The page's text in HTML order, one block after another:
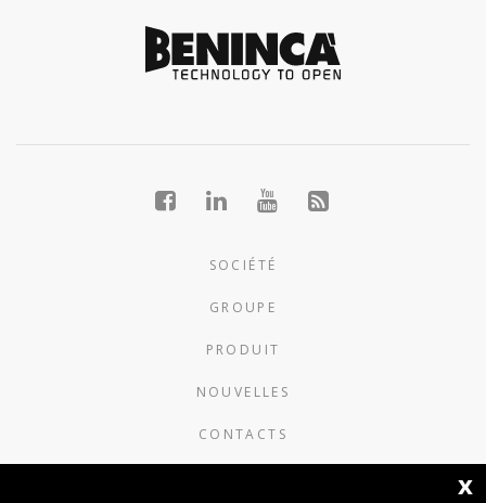
SOCIÉTÉ
GROUPE
PRODUIT
NOUVELLES
CONTACTS
x